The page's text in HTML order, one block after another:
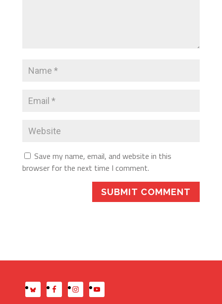
Save my name, email, and website in this
browser for the next time I comment.